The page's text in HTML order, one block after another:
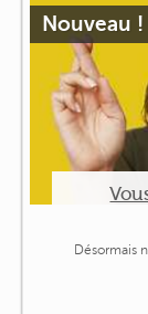
Nouveau !
Désormais